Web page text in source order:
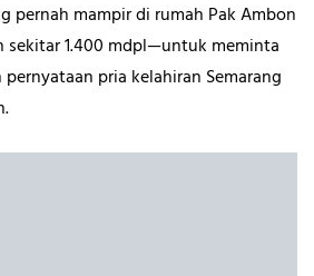
pernah mampir di rumah Pak Ambon
1.400 mdpl—untuk meminta
pria kelahiran Semarang